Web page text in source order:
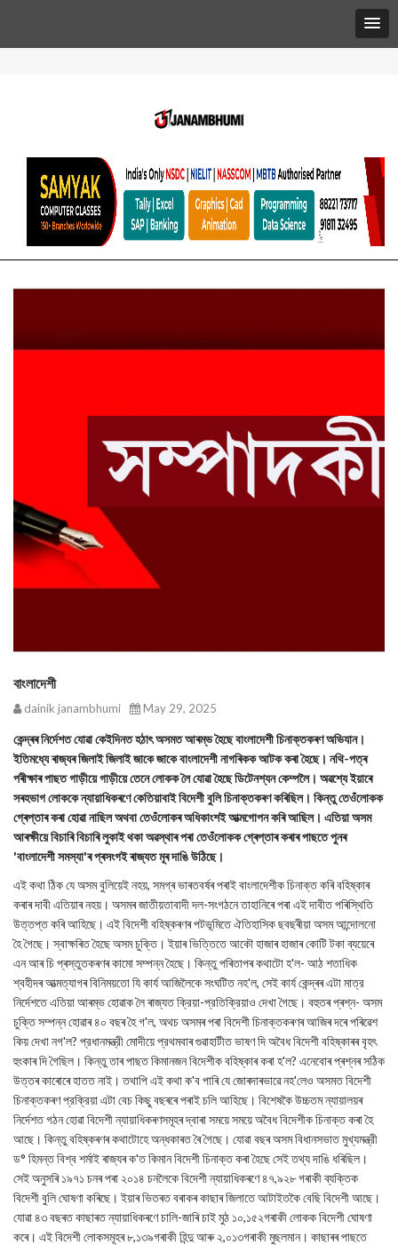
বাংলাদেশী
dainik janambhumi May 29, 2025
কেন্দ্ৰৰ নিৰ্দেশত যোৱা কেইদিনত হঠাৎ অসমত আৰম্ভ হৈছে বাংলাদেশী চিনাক্তকৰণ অভিযান।
ইতিমধ্যে ৰাজ্যৰ জিলাই জিলাই জাকে জাকে বাংলাদেশী নাগৰিকক আটক কৰা হৈছে। নথি-পত্ৰ
পৰীক্ষাৰ পাছত গাড়ীয়ে গাড়ীয়ে তেনে লোকক লৈ যোৱা হৈছে ডিটেনশ্যন কেম্পলৈ। অৱশ্যে ইয়াৰে
সৰহভাগ লোককে ন্যায়াধিকৰণে কেতিয়াবাই বিদেশী বুলি চিনাক্তকৰণ কৰিছিল। কিন্তু তেওঁলোকক
গ্ৰেপ্তাৰ কৰা হোৱা নাছিল অথবা তেওঁলোকৰ অধিকাংশই আত্মগোপন কৰি আছিল। এতিয়া অসম
আৰক্ষীয়ে বিচাৰি বিচাৰি লুকাই থকা অৱস্থাৰ পৰা তেওঁলোকক গ্ৰেপ্তাৰ কৰাৰ পাছতে পুনৰ
'বাংলাদেশী সমস্যা'ৰ প্ৰসংগই ৰাজ্যত মূৰ দাঙি উঠিছে।
এই কথা ঠিক যে অসম বুলিয়েই নহয়, সমগ্ৰ ভাৰতবৰ্ষৰ পৰাই বাংলাদেশীক চিনাক্ত কৰি বহিষ্কাৰ
কৰাৰ দাবী এতিয়াৰ নহয়। অসমৰ জাতীয়তাবাদী দল-সংগঠনে তাহানিৰে পৰা এই দাবীত পৰিস্থিতি
উত্তপ্ত কৰি আহিছে। এই বিদেশী বহিষ্কৰণৰ পটভূমিতে ঐতিহাসিক ছবছৰীয়া অসম আন্দোলনো
হৈ গৈছে। স্বাক্ষৰিত হৈছে অসম চুক্তি। ইয়াৰ ভিত্তিতে আকৌ হাজাৰ হাজাৰ কোটি টকা ব্যয়েৰে
এন আৰ চি প্ৰস্তুতকৰণৰ কামো সম্পন্ন হৈছে। কিন্তু পৰিতাপৰ কথাটো হ'ল- আঠ শতাধিক
শ্বহীদৰ আত্মত্যাগৰ বিনিময়তো যি কার্য আজিলৈকে সংঘটিত নহ'ল, সেই কার্য কেন্দ্ৰৰ এটা মাত্র
নির্দেশতে এতিয়া আৰম্ভ হোৱাক লৈ ৰাজ্যত ক্রিয়া-প্রতিক্রিয়াও দেখা গৈছে। বহুতৰ প্ৰশ্ন- অসম
চুক্তি সম্পন্ন হোৱাৰ ৪০ বছৰ হৈ গ'ল, অথচ অসমৰ পৰা বিদেশী চিনাক্তকৰণৰ আজিৰ দৰে পৰিৱেশ
কিয় দেখা নগ'ল? প্রধানমন্ত্রী মোদীয়ে প্রথমবাৰ গুৱাহাটীত ভাষণ দি অবৈধ বিদেশী বহিষ্কাৰৰ বৃহৎ
হুংকাৰ দি গৈছিল। কিন্তু তাৰ পাছত কিমানজন বিদেশীক বহিষ্কাৰ কৰা হ'ল? এনেবোৰ প্ৰশ্নৰ সঠিক
উত্তৰ কাৰোৰে হাতত নাই। তথাপি এই কথা ক'ব পাৰি যে জোৰদাৰভাৱে নহ'লেও অসমত বিদেশী
চিনাক্তকৰণ প্রক্রিয়া এটা বেচ কিছু বছৰৰে পৰাই চলি আহিছে। বিশেষকৈ উচ্চতম ন্যায়ালয়ৰ
নির্দেশত গঠন হোৱা বিদেশী ন্যায়াধিকৰণসমূহৰ দ্বাৰা সময়ে সময়ে অবৈধ বিদেশীক চিনাক্ত কৰা হৈ
আছে। কিন্তু বহিষ্কৰণৰ কথাটোহে অন্ধকাৰত ৰৈ গৈছে। যোৱা বছৰ অসম বিধানসভাত মুখ্যমন্ত্রী
ড° হিমন্ত বিশ্ব শৰ্মাই ৰাজ্যৰ ক'ত কিমান বিদেশী চিনাক্ত কৰা হৈছে সেই তথ্য দাঙি ধৰিছিল।
সেই অনুসৰি ১৯৭১ চনৰ পৰা ২০১৪ চনলৈকে বিদেশী ন্যায়াধিকৰণে ৪৭,৯২৮ গৰাকী ব্যক্তিক
বিদেশী বুলি ঘোষণা কৰিছে। ইয়াৰ ভিতৰত বৰাকৰ কাছাৰ জিলাতে আটাইতকৈ বেছি বিদেশী আছে।
যোৱা ৪৩ বছৰত কাছাৰত ন্যায়াধিকৰণে চালি-জাৰি চাই মুঠ ১০,১৫২গৰাকী লোকক বিদেশী ঘোষণা
কৰে। এই বিদেশী লোকসমূহৰ ৮,১৩৯গৰাকী হিন্দু আৰু ২,০১৩গৰাকী মুছলমান। কাছাৰৰ পাছতে